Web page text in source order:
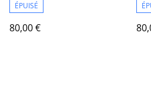
ÉPUISÉ
80,00 €